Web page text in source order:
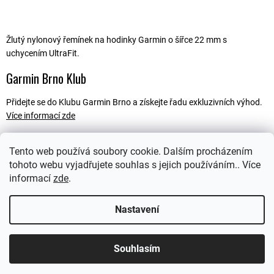
Tento web používá soubory cookie. Dalším procházením
tohoto webu vyjadřujete souhlas s jejich používáním.. Více
informací zde.
Nastavení
Souhlasím
Žlutý nylonový řemínek na hodinky Garmin o šířce 22 mm s
uchycením UltraFit.
Garmin Brno Klub
Přidejte se do Klubu Garmin Brno a získejte řadu exkluzivních výhod.
Více informací zde
Popis